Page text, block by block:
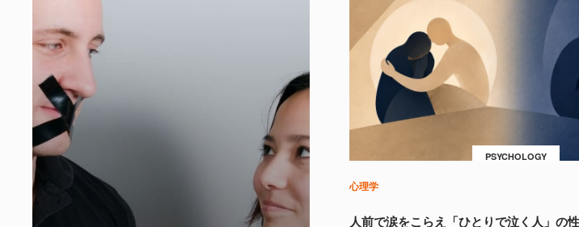
PSYCHOLOGY
心理学
人前で涙をこらえ「ひとりで泣く人」の